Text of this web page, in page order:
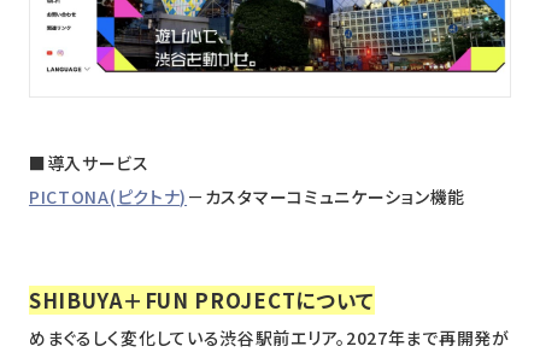
会社情報
会社概要
資料ダウンロード お問い合わせ
■導入サービス
PICTONA(ピクトナ) －カスタマーコミュニケーション機能
SHIBUYA＋FUN PROJECTについて
めまぐるしく変化している渋谷駅前エリア。2027年まで再開発が